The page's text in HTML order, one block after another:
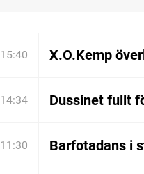
15:40 X.O.Kemp
14:34 Dussinet fullt
11:30 Barfotadans i